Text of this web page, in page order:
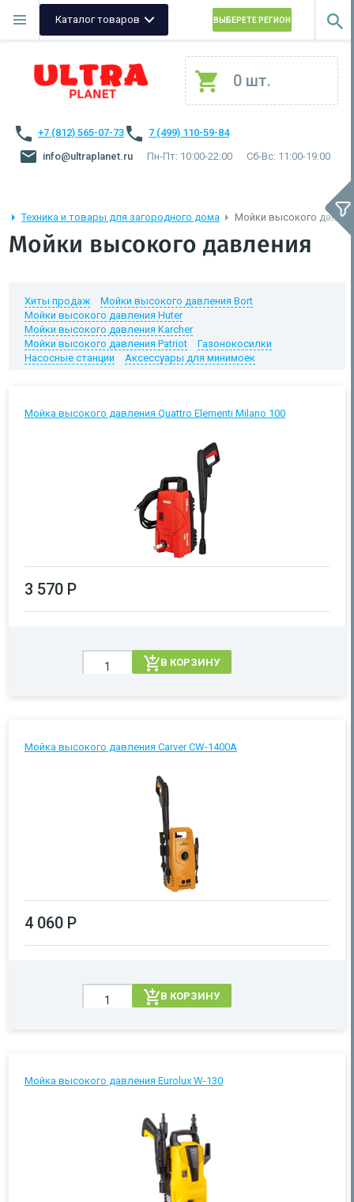
Каталог товаров ВЫБЕРЕТЕ РЕГИОН
0 шт.
+7 (812) 565-07-73
7 (499) 110-59-84
info@ultraplanet.ru
Пн-Пт: 10:00-22:00 Сб-Вс: 11:00-19:00
Техника и товары для загородного дома Мойки высокого
Мойки высокого давления
Хиты продаж
Мойки высокого давления Bort
Мойки высокого давления Huter
Мойки высокого давления Karcher
Мойки высокого давления Patriot
Газонокосилки
Насосные станции
Аксессуары для минимоек
Мойка высокого давления Quattro Elementi Milano 100
3 570 Р
В КОРЗИНУ
Мойка высокого давления Carver CW-1400A
4 060 Р
В КОРЗИНУ
Мойка высокого давления Eurolux W-130